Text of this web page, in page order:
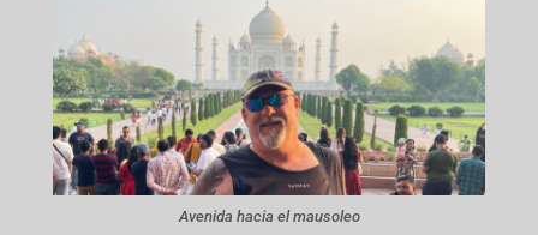
Avenida hacia el mausoleo